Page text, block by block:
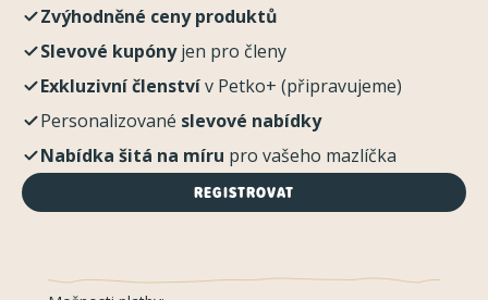
Zvýhodněné ceny produktů
Slevové kupónyjen pro členy
Exkluzivní členstvív Petko+ (připravujeme)
Personalizované slevové nabídky
Nabídka šitá na míru pro vašeho mazlíčka
REGISTROVAT